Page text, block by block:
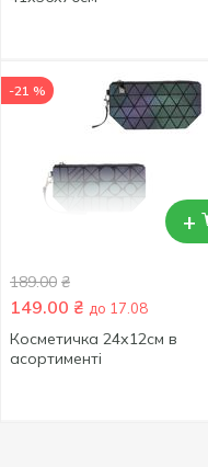
+
-21 %
189.00 ₴
149.00 ₴ до 17.08
Косметичка 24х12см в
асортименті